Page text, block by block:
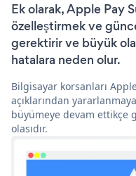
Ek olarak, Apple Pay
özelleştirmek ve
gerektirir ve büyük
hatalara neden olur.
Bilgisayar korsanları
açıklarından
büyümeye devam ettikçe
olasıdır.